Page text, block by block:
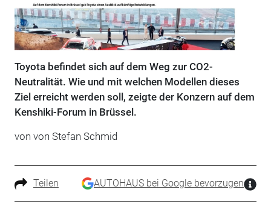
Toyota befindet sich auf dem Weg zur CO2-
Neutralität. Wie und mit welchen Modellen dieses
Ziel erreicht werden soll, zeigte der Konzern auf dem
Kenshiki-Forum in Brüssel.
von von Stefan Schmid
Teilen AUTOHAUS bei Google bevorzugen